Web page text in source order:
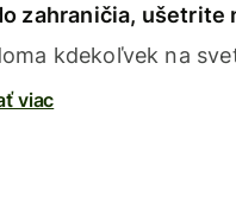
zahraničia, ušetrite
kdekoľvek na
viac